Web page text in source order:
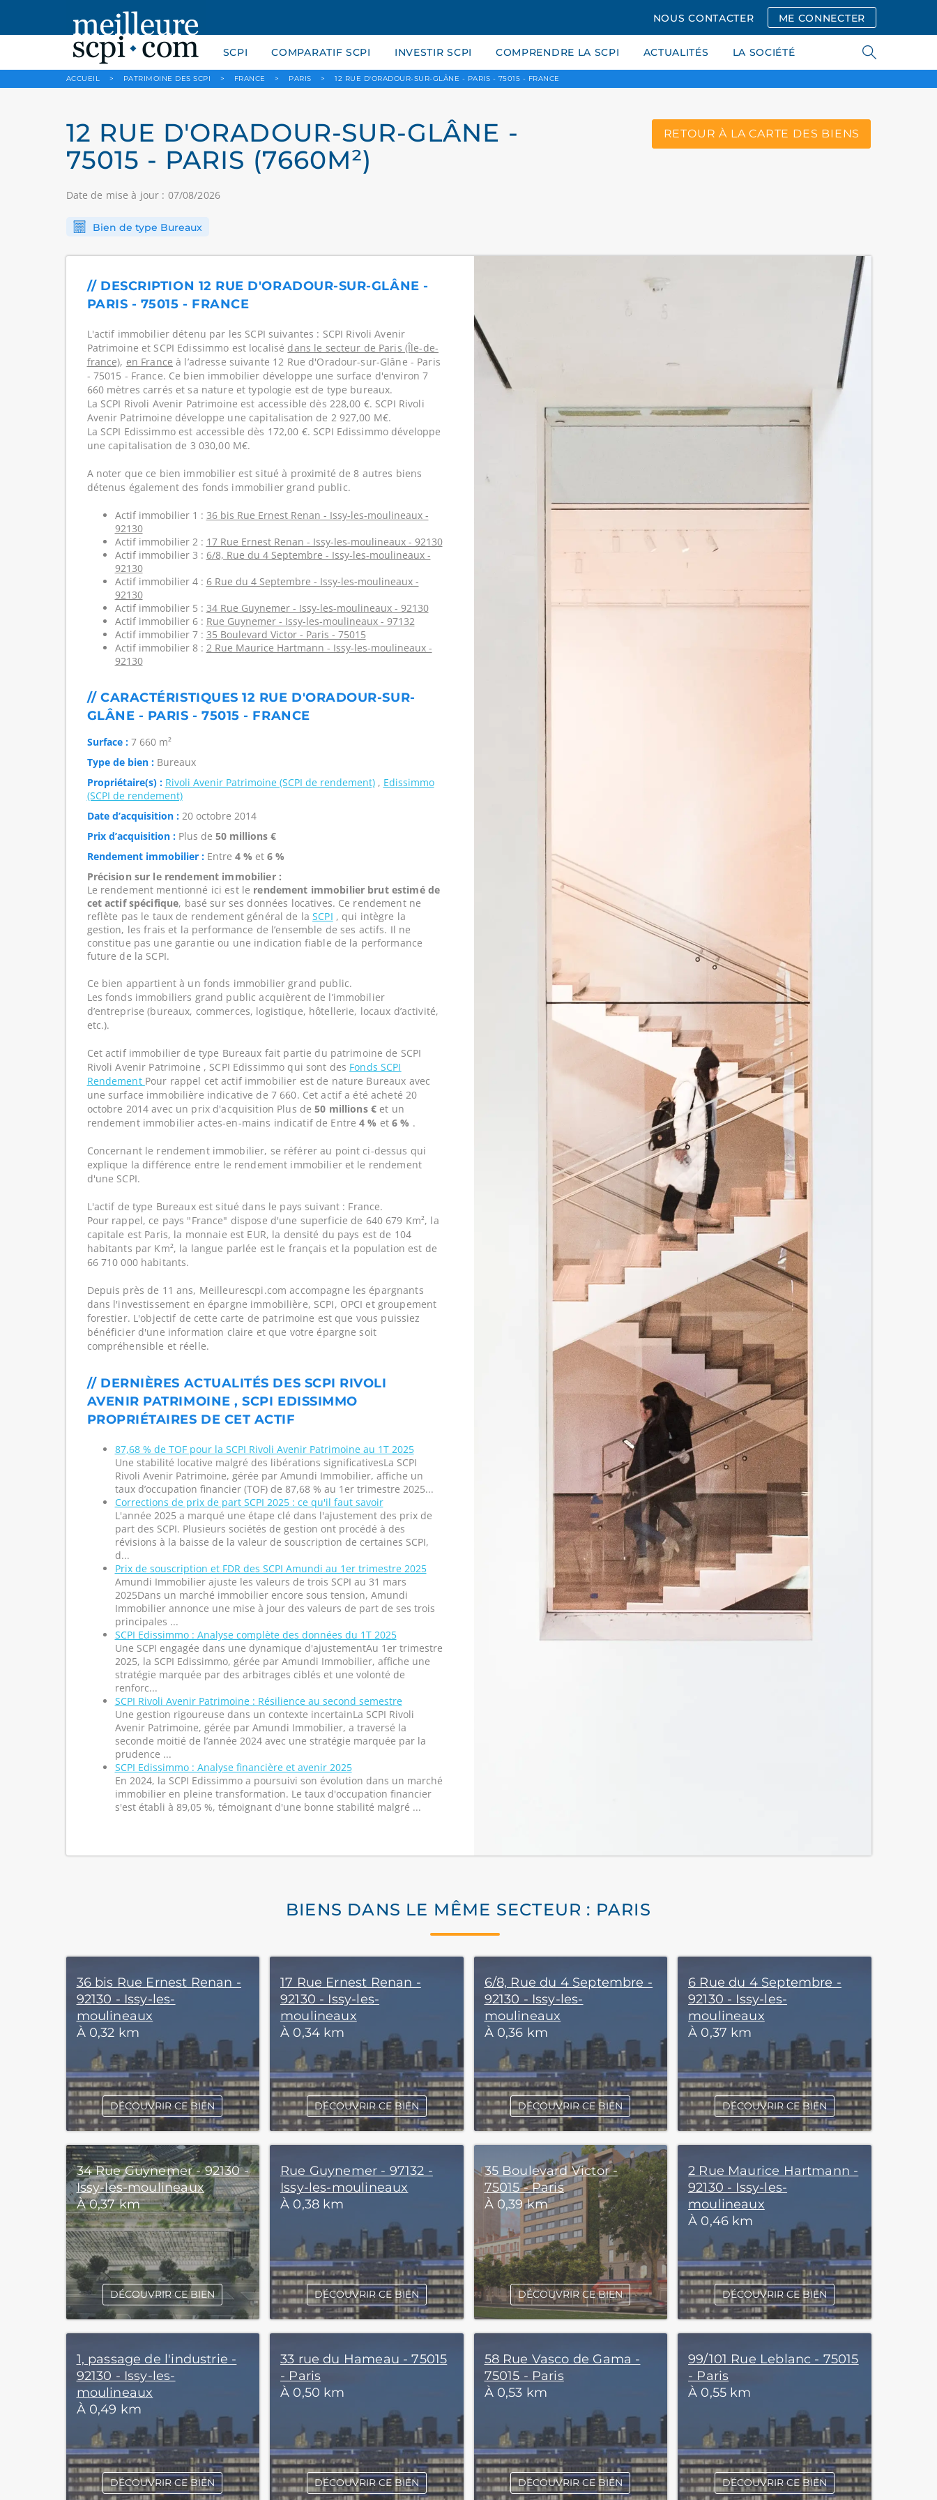
NOUS CONTACTER ME CONNECTER
SCPI COMPARATIF SCPI INVESTIR SCPI COMPRENDRE LA SCPI ACTUALITÉS LA SOCIÉTÉ
ACCUEIL > PATRIMOINE DES SCPI > FRANCE > PARIS > 12 RUE D'ORADOUR-SUR-GLÂNE - PARIS - 75015 - FRANCE
12 RUE D'ORADOUR-SUR-GLÂNE -
75015 - PARIS (7660M²)
Date de mise à jour : 07/08/2026
RETOUR À LA CARTE DES BIENS
Bien de type Bureaux
// DESCRIPTION 12 RUE D'ORADOUR-SUR-GLÂNE -
PARIS - 75015 - FRANCE
L'actif immobilier détenu par les SCPI suivantes : SCPI Rivoli Avenir
Patrimoine et SCPI Edissimmo est localisé dans le secteur de Paris (Île-de-
france), en France à l’adresse suivante 12 Rue d'Oradour-sur-Glâne - Paris
- 75015 - France. Ce bien immobilier développe une surface d'environ 7
660 mètres carrés et sa nature et typologie est de type bureaux.
La SCPI Rivoli Avenir Patrimoine est accessible dès 228,00 €. SCPI Rivoli
Avenir Patrimoine développe une capitalisation de 2 927,00 M€.
La SCPI Edissimmo est accessible dès 172,00 €. SCPI Edissimmo développe
une capitalisation de 3 030,00 M€.
A noter que ce bien immobilier est situé à proximité de 8 autres biens
détenus également des fonds immobilier grand public.
Actif immobilier 1 : 36 bis Rue Ernest Renan - Issy-les-moulineaux -
92130
Actif immobilier 2 : 17 Rue Ernest Renan - Issy-les-moulineaux - 92130
Actif immobilier 3 : 6/8, Rue du 4 Septembre - Issy-les-moulineaux -
92130
Actif immobilier 4 : 6 Rue du 4 Septembre - Issy-les-moulineaux -
92130
Actif immobilier 5 : 34 Rue Guynemer - Issy-les-moulineaux - 92130
Actif immobilier 6 : Rue Guynemer - Issy-les-moulineaux - 97132
Actif immobilier 7 : 35 Boulevard Victor - Paris - 75015
Actif immobilier 8 : 2 Rue Maurice Hartmann - Issy-les-moulineaux -
92130
// CARACTÉRISTIQUES 12 RUE D'ORADOUR-SUR-
GLÂNE - PARIS - 75015 - FRANCE
Surface :7 660 m²
Type de bien :Bureaux
Propriétaire(s) : Rivoli Avenir Patrimoine (SCPI de rendement), Edissimmo
(SCPI de rendement)
Date d’acquisition :20 octobre 2014
Prix d’acquisition :Plus de 50 millions €
Rendement immobilier :Entre 4 % et 6 %
Précision sur le rendement immobilier :
Le rendement mentionné ici est le rendement immobilier brut estimé de
cet actif spécifique, basé sur ses données locatives. Ce rendement ne
reflète pas le taux de rendement général de laSCPI , qui intègre la
gestion, les frais et la performance de l’ensemble de ses actifs. Il ne
constitue pas une garantie ou une indication fiable de la performance
future de la SCPI.
Ce bien appartient à un fonds immobilier grand public.
Les fonds immobiliers grand public acquièrent de l’immobilier
d’entreprise (bureaux, commerces, logistique, hôtellerie, locaux d’activité,
etc.).
Cet actif immobilier de type Bureaux fait partie du patrimoine de SCPI
Rivoli Avenir Patrimoine , SCPI Edissimmo qui sont des Fonds SCPI
Rendement Pour rappel cet actif immobilier est de nature Bureaux avec
une surface immobilière indicative de 7 660. Cet actif a été acheté 20
octobre 2014 avec un prix d'acquisition Plus de50 millions € et un
rendement immobilier actes-en-mains indicatif de Entre4 % et6 % .
Concernant le rendement immobilier, se référer au point ci-dessus qui
explique la différence entre le rendement immobilier et le rendement
d'une SCPI.
L'actif de type Bureaux est situé dans le pays suivant : France.
Pour rappel, ce pays "France" dispose d'une superficie de 640 679 Km², la
capitale est Paris, la monnaie est EUR, la densité du pays est de 104
habitants par Km², la langue parlée est le français et la population est de
66 710 000 habitants.
Depuis près de 11 ans, Meilleurescpi.com accompagne les épargnants
dans l'investissement en épargne immobilière, SCPI, OPCI et groupement
forestier. L'objectif de cette carte de patrimoine est que vous puissiez
bénéficier d'une information claire et que votre épargne soit
compréhensible et réelle.
// DERNIÈRES ACTUALITÉS DES SCPI RIVOLI
AVENIR PATRIMOINE , SCPI EDISSIMMO
PROPRIÉTAIRES DE CET ACTIF
87,68 % de TOF pour la SCPI Rivoli Avenir Patrimoine au 1T 2025
Une stabilité locative malgré des libérations significativesLa SCPI
Rivoli Avenir Patrimoine, gérée par Amundi Immobilier, affiche un
taux d’occupation financier (TOF) de 87,68 % au 1er trimestre 2025...
Corrections de prix de part SCPI 2025 : ce qu'il faut savoir
L'année 2025 a marqué une étape clé dans l'ajustement des prix de
part des SCPI. Plusieurs sociétés de gestion ont procédé à des
révisions à la baisse de la valeur de souscription de certaines SCPI,
d...
Prix de souscription et FDR des SCPI Amundi au 1er trimestre 2025
Amundi Immobilier ajuste les valeurs de trois SCPI au 31 mars
2025Dans un marché immobilier encore sous tension, Amundi
Immobilier annonce une mise à jour des valeurs de part de ses trois
principales ...
SCPI Edissimmo : Analyse complète des données du 1T 2025
Une SCPI engagée dans une dynamique d'ajustementAu 1er trimestre
2025, la SCPI Edissimmo, gérée par Amundi Immobilier, affiche une
stratégie marquée par des arbitrages ciblés et une volonté de
renforc...
SCPI Rivoli Avenir Patrimoine : Résilience au second semestre
Une gestion rigoureuse dans un contexte incertainLa SCPI Rivoli
Avenir Patrimoine, gérée par Amundi Immobilier, a traversé la
seconde moitié de l’année 2024 avec une stratégie marquée par la
prudence ...
SCPI Edissimmo : Analyse financière et avenir 2025
En 2024, la SCPI Edissimmo a poursuivi son évolution dans un marché
immobilier en pleine transformation. Le taux d'occupation financier
s'est établi à 89,05 %, témoignant d'une bonne stabilité malgré ...
BIENS DANS LE MÊME SECTEUR : PARIS
36 bis Rue Ernest Renan -
92130 - Issy-les-
moulineaux
À 0,32 km
DÉCOUVRIR CE BIEN
17 Rue Ernest Renan -
92130 - Issy-les-
moulineaux
À 0,34 km
DÉCOUVRIR CE BIEN
6/8, Rue du 4 Septembre -
92130 - Issy-les-
moulineaux
À 0,36 km
DÉCOUVRIR CE BIEN
6 Rue du 4 Septembre -
92130 - Issy-les-
moulineaux
À 0,37 km
DÉCOUVRIR CE BIEN
34 Rue Guynemer - 92130 -
Issy-les-moulineaux
À 0,37 km
DÉCOUVRIR CE BIEN
Rue Guynemer - 97132 -
Issy-les-moulineaux
À 0,38 km
DÉCOUVRIR CE BIEN
35 Boulevard Victor -
75015 - Paris
À 0,39 km
DÉCOUVRIR CE BIEN
2 Rue Maurice Hartmann -
92130 - Issy-les-
moulineaux
À 0,46 km
DÉCOUVRIR CE BIEN
1, passage de l'industrie -
92130 - Issy-les-
moulineaux
À 0,49 km
DÉCOUVRIR CE BIEN
33 rue du Hameau - 75015
- Paris
À 0,50 km
DÉCOUVRIR CE BIEN
58 Rue Vasco de Gama -
75015 - Paris
À 0,53 km
DÉCOUVRIR CE BIEN
99/101 Rue Leblanc - 75015
- Paris
À 0,55 km
DÉCOUVRIR CE BIEN